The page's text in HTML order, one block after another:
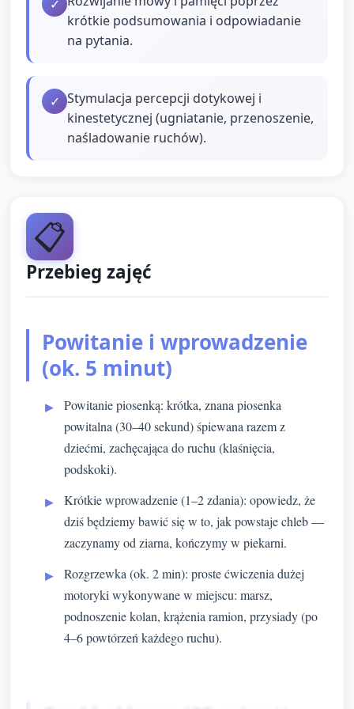
✓
krótkie podsumowania i odpowiadanie
na pytania.
✓ Stymulacja percepcji dotykowej i
kinestetycznej (ugniatanie, przenoszenie,
naśladowanie ruchów).
📋
Przebieg zajęć
Powitanie i wprowadzenie
(ok. 5 minut)
Powitanie piosenką: krótka, znana piosenka
powitalna (30–40 sekund) śpiewana razem z
dziećmi, zachęcająca do ruchu (klaśnięcia,
podskoki).
Krótkie wprowadzenie (1–2 zdania): opowiedz, że
dziś będziemy bawić się w to, jak powstaje chleb —
zaczynamy od ziarna, kończymy w piekarni.
Rozgrzewka (ok. 2 min): proste ćwiczenia dużej
motoryki wykonywane w miejscu: marsz,
podnoszenie kolan, krążenia ramion, przysiady (po
4–6 powtórzeń każdego ruchu).